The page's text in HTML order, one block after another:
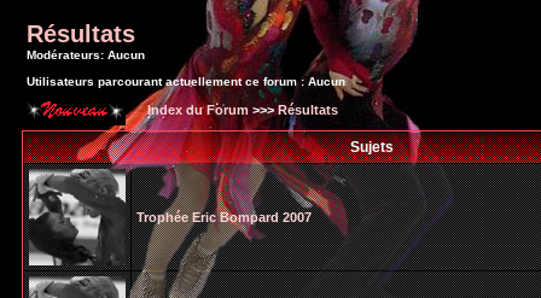
Résultats
Modérateurs: Aucun
Utilisateurs parcourant actuellement ce forum : Aucun
Index du Forum >>>Résultats
Sujets
Trophée Eric Bompard 2007